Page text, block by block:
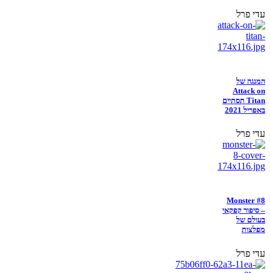
עדי פרל
המנגה של
Attack on
Titan תסתיים
באפריל 2021
עדי פרל
Monster #8
– סיפור קפקאי
בעולם של
מפלצות
עדי פרל